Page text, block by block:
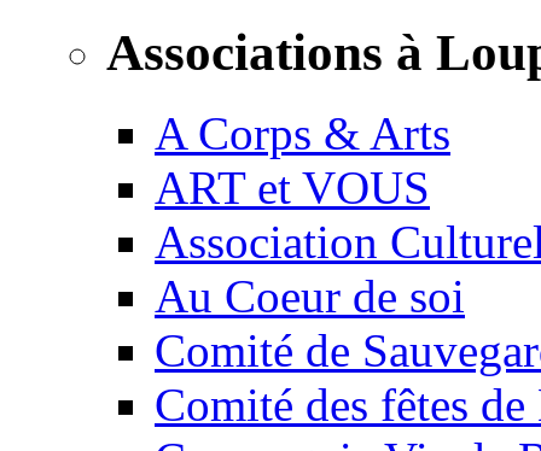
Associations à
A Corps & Arts
ART et VOUS
Association
Au Coeur de soi
Comité de
Comité des fêtes